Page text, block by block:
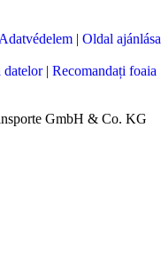
Adatvédelem| Oldal ajánlása
datelor| Recomandați foaia
GmbH & Co. KG